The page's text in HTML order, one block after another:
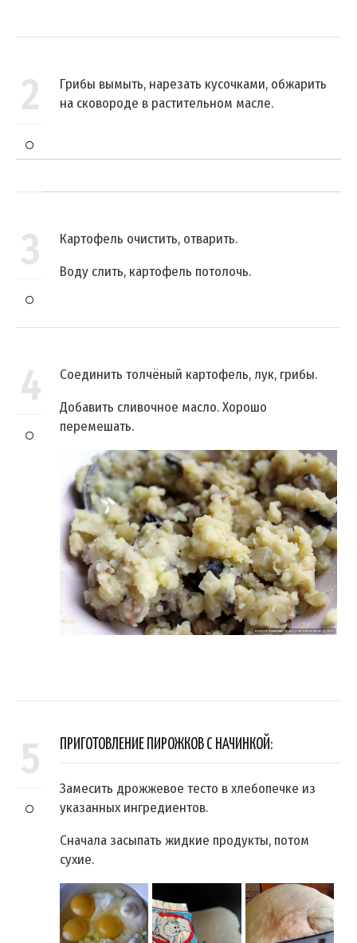
2
Грибы вымыть, нарезать кусочками, обжарить
на сковороде в растительном масле.
3
Картофель очистить, отварить.
Воду слить, картофель потолочь.
4
Соединить толчёный картофель, лук, грибы.
Добавить сливочное масло. Хорошо
перемешать.
5 ПРИГОТОВЛЕНИЕ ПИРОЖКОВ С НАЧИНКОЙ:
Замесить дрожжевое тесто в хлебопечке из
указанных ингредиентов.
Сначала засыпать жидкие продукты, потом
сухие.